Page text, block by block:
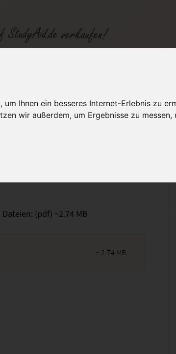
Ihnen ein besseres Internet-Erlebnis zu
wir außerdem, um Ergebnisse zu
Studiengänge /
(pdf) ~2.74 MB
~ 2.74 MB